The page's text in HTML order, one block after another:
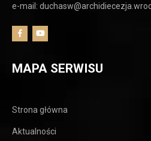
e-mail:
MAPA SERWISU
Strona główna
Aktualności